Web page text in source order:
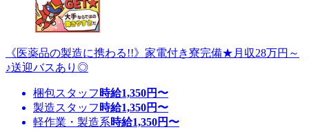
《医薬品の製造に携わる!!》家電付き寮完備★月収28万円～
♪送迎バスあり◎
梱包スタッフ 時給1,350円〜
製造スタッフ 時給1,350円〜
軽作業・製造系時給1,350円〜